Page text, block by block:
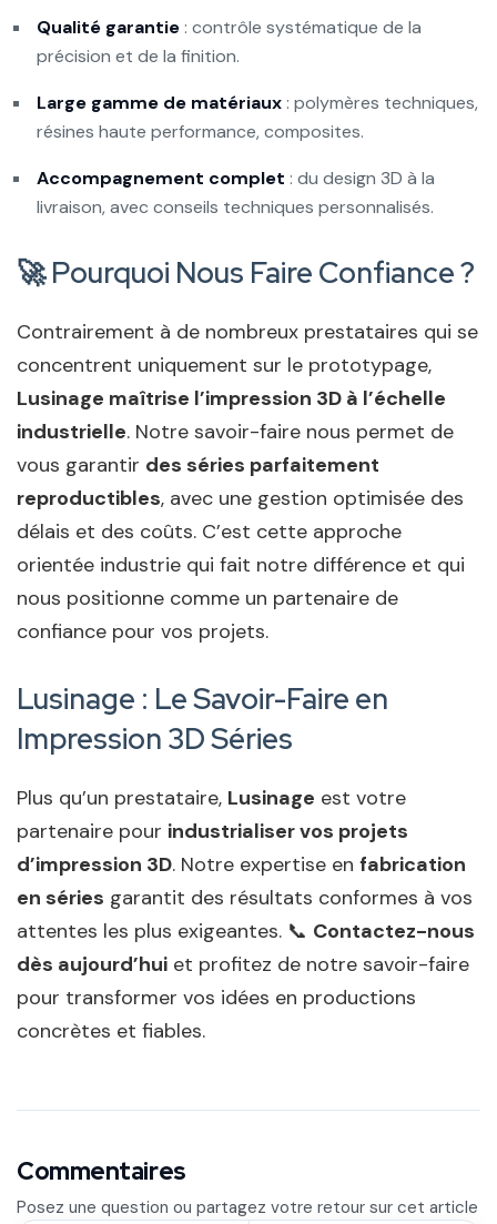
Qualité garantie: contrôle systématique de la
précision et de la finition.
Large gamme de matériaux: polymères techniques,
résines haute performance, composites.
Accompagnement complet : du design 3D à la
livraison, avec conseils techniques personnalisés.
🚀 Pourquoi Nous Faire Confiance ?
Contrairement à de nombreux prestataires qui se
concentrent uniquement sur le prototypage,
Lusinage maîtrise l’impression 3D à l’échelle
industrielle. Notre savoir-faire nous permet de
vous garantir des séries parfaitement
reproductibles, avec une gestion optimisée des
délais et des coûts. C’est cette approche
orientée industrie qui fait notre différence et qui
nous positionne comme un partenaire de
confiance pour vos projets.
Lusinage : Le Savoir-Faire en
Impression 3D Séries
Plus qu’un prestataire, Lusinage est votre
partenaire pour industrialiser vos projets
d’impression 3D. Notre expertise en fabrication
en séries garantit des résultats conformes à vos
attentes les plus exigeantes. 📞 Contactez-nous
dès aujourd’hui et profitez de notre savoir-faire
pour transformer vos idées en productions
concrètes et fiables.
Commentaires
Posez une question ou partagez votre retour sur cet article